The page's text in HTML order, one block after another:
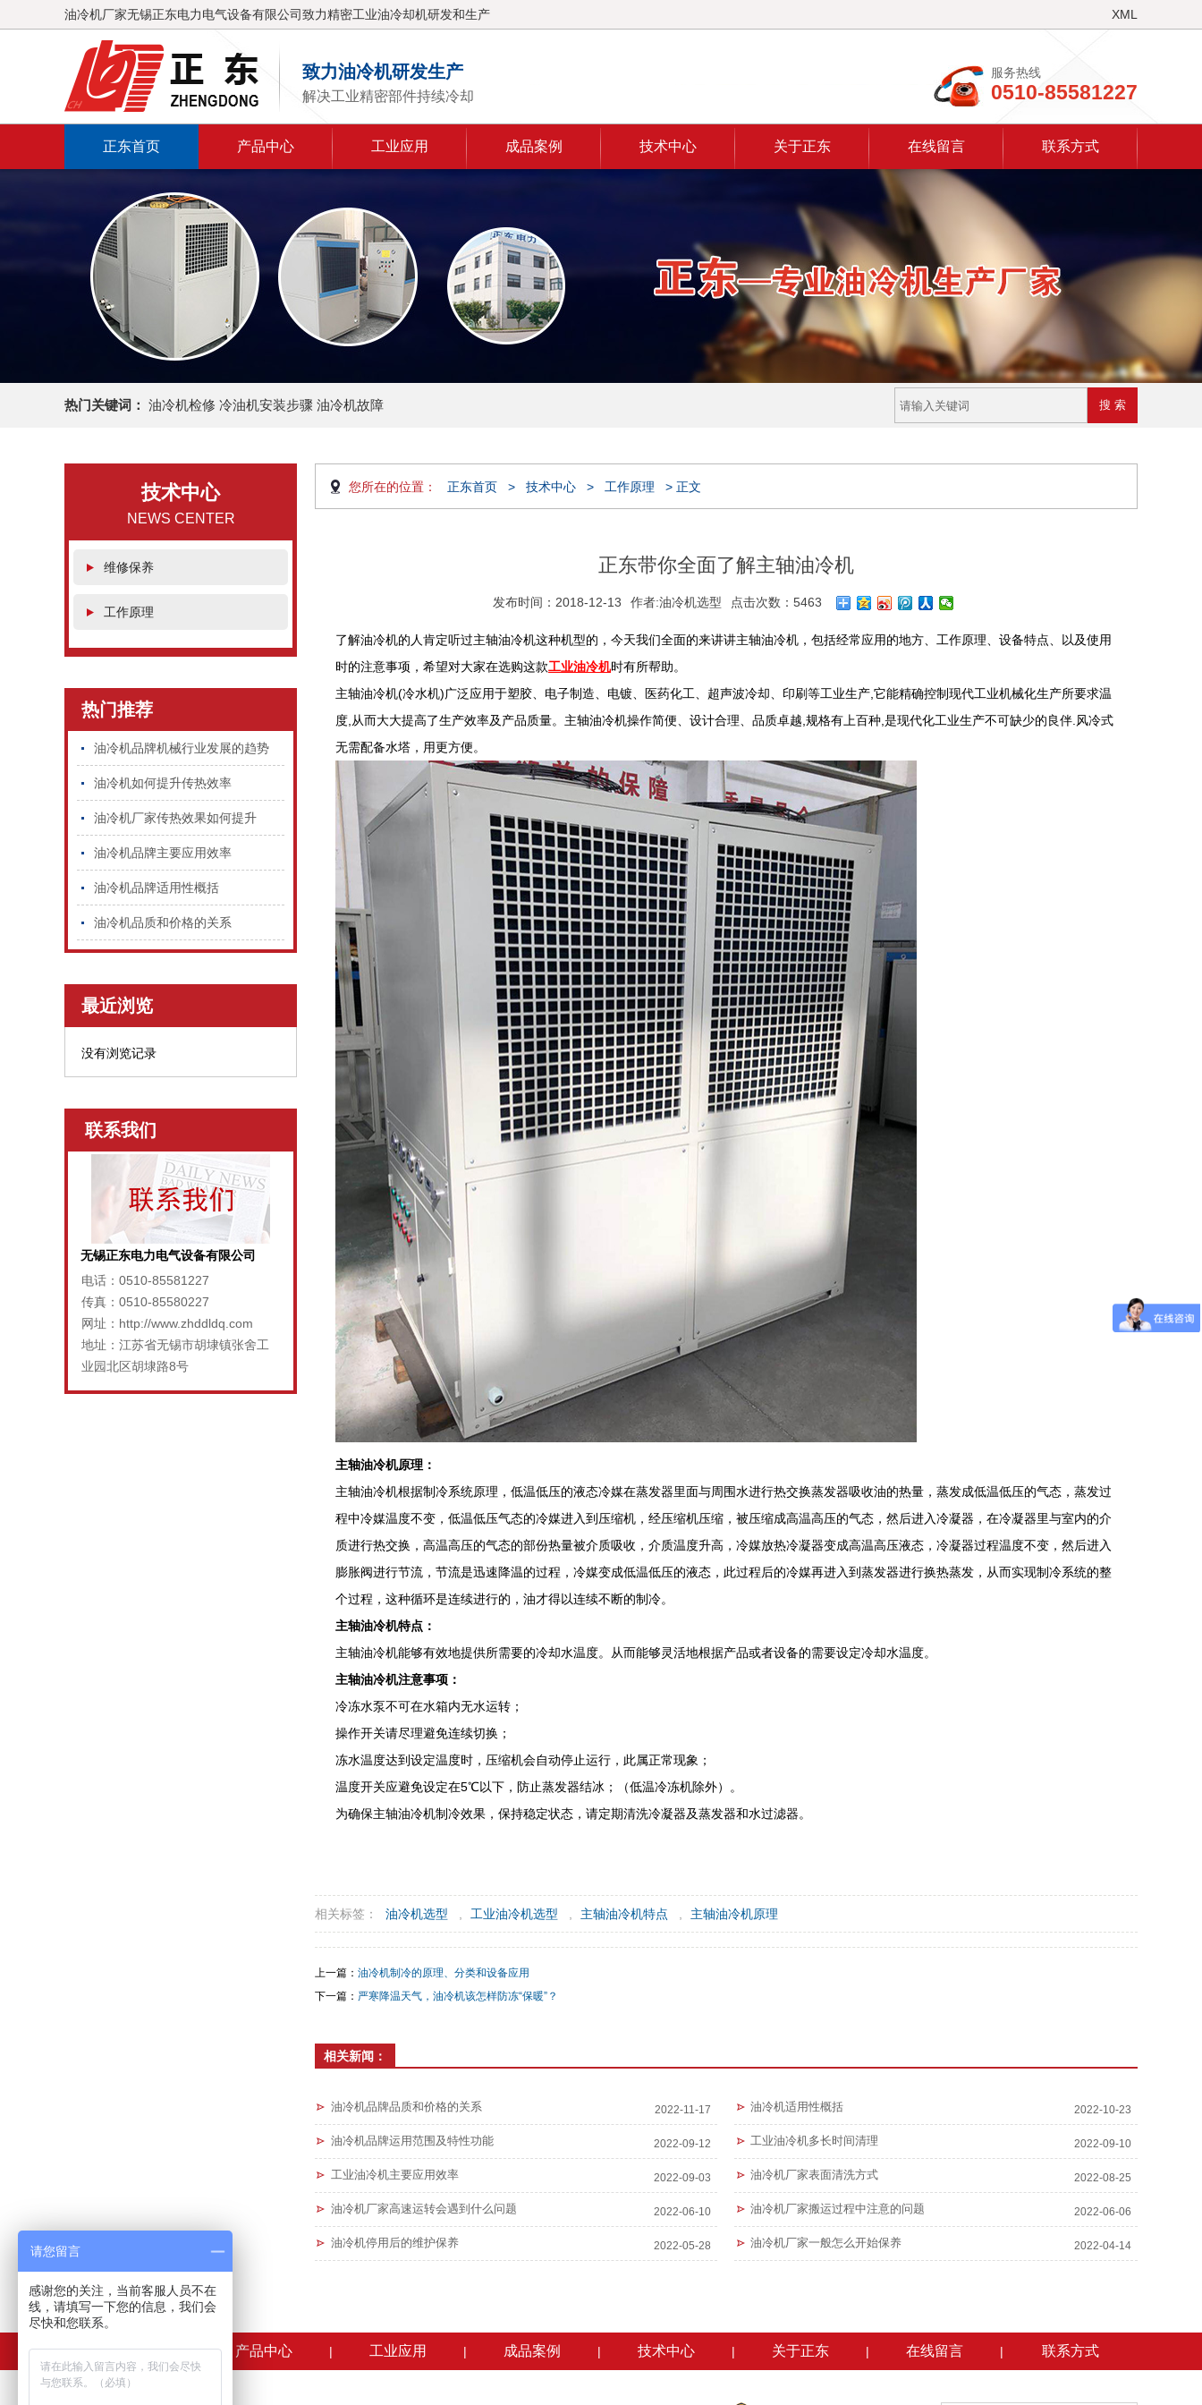
XML
油冷机厂家无锡正东电力电气设备有限公司致力精密工业油冷却机研发和生产
致力油冷机研发生产
解决工业精密部件持续冷却
服务热线
0510-85581227
正东首页 产品中心 工业应用 成品案例 技术中心 关于正东 在线留言 联系方式
热门关键词： 油冷机检修 冷油机安装步骤 油冷机故障
技术中心
NEWS CENTER
维修保养
工作原理
热门推荐
油冷机品牌机械行业发展的趋势
油冷机如何提升传热效率
油冷机厂家传热效果如何提升
油冷机品牌主要应用效率
油冷机品牌适用性概括
油冷机品质和价格的关系
最近浏览
没有浏览记录
联系我们
无锡正东电力电气设备有限公司
电话：0510-85581227
传真：0510-85580227
网址：http://www.zhddldq.com
地址：江苏省无锡市胡埭镇张舍工
业园北区胡埭路8号
您所在的位置： 正东首页 > 技术中心 > 工作原理 > 正文
正东带你全面了解主轴油冷机
发布时间：2018-12-13 作者:油冷机选型 点击次数：5463
了解油冷机的人肯定听过主轴油冷机这种机型的，今天我们全面的来讲讲主轴油冷机，包括经常应用的地方、工作原理、设备特点、以及使用
时的注意事项，希望对大家在选购这款工业油冷机时有所帮助。
主轴油冷机(冷水机)广泛应用于塑胶、电子制造、电镀、医药化工、超声波冷却、印刷等工业生产,它能精确控制现代工业机械化生产所要求温
度,从而大大提高了生产效率及产品质量。主轴油冷机操作简便、设计合理、品质卓越,规格有上百种,是现代化工业生产不可缺少的良伴.风冷式
无需配备水塔，用更方便。
主轴油冷机原理：
主轴油冷机根据制冷系统原理，低温低压的液态冷媒在蒸发器里面与周围水进行热交换蒸发器吸收油的热量，蒸发成低温低压的气态，蒸发过
程中冷媒温度不变，低温低压气态的冷媒进入到压缩机，经压缩机压缩，被压缩成高温高压的气态，然后进入冷凝器，在冷凝器里与室内的介
质进行热交换，高温高压的气态的部份热量被介质吸收，介质温度升高，冷媒放热冷凝器变成高温高压液态，冷凝器过程温度不变，然后进入
膨胀阀进行节流，节流是迅速降温的过程，冷媒变成低温低压的液态，此过程后的冷媒再进入到蒸发器进行换热蒸发，从而实现制冷系统的整
个过程，这种循环是连续进行的，油才得以连续不断的制冷。
主轴油冷机特点：
主轴油冷机能够有效地提供所需要的冷却水温度。从而能够灵活地根据产品或者设备的需要设定冷却水温度。
主轴油冷机注意事项：
冷冻水泵不可在水箱内无水运转；
操作开关请尽理避免连续切换；
冻水温度达到设定温度时，压缩机会自动停止运行，此属正常现象；
温度开关应避免设定在5℃以下，防止蒸发器结冰；（低温冷冻机除外）。
为确保主轴油冷机制冷效果，保持稳定状态，请定期清洗冷凝器及蒸发器和水过滤器。
相关标签： 油冷机选型 工业油冷机选型 主轴油冷机特点 主轴油冷机原理
上一篇： ​油冷机制冷的原理、分类和设备应用
下一篇： 严寒降温天气，油冷机该怎样防冻“保暖”？
相关新闻：
油冷机品牌品质和价格的关系 2022-11-17 油冷机适用性概括 2022-10-23
油冷机品牌运用范围及特性功能 2022-09-12 工业油冷机多长时间清理 2022-09-10
工业油冷机主要应用效率 2022-09-03 油冷机厂家表面清洗方式 2022-08-25
油冷机厂家高速运转会遇到什么问题 2022-06-10 油冷机厂家搬运过程中注意的问题 2022-06-06
油冷机停用后的维护保养 2022-05-28 油冷机厂家一般怎么开始保养 2022-04-14
正东首页 | 产品中心 | 工业应用 | 成品案例 | 技术中心 | 关于正东 | 在线留言 | 联系方式
请您留言
感谢您的关注，当前客服人员不在
线，请填写一下您的信息，我们会
尽快和您联系。